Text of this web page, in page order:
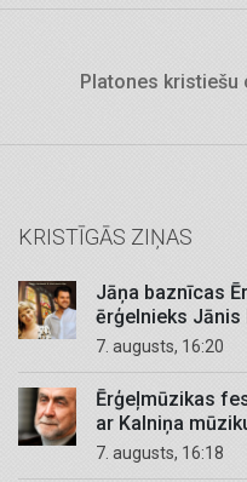
Platones kristiešu
KRISTĪGĀS ZIŅAS
Jāņa baznīcas
ērģelnieks Jānis
7. augusts, 16:20
Ērģeļmūzikas
ar Kalniņa
7. augusts, 16:18